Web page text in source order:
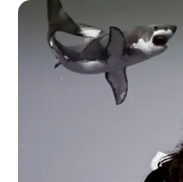
Laras Kinanda